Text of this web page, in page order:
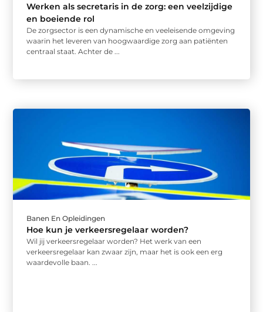
Werken als secretaris in de zorg: een veelzijdige
en boeiende rol
De zorgsector is een dynamische en veeleisende omgeving
waarin het leveren van hoogwaardige zorg aan patiënten
centraal staat. Achter de ...
Banen En Opleidingen
Hoe kun je verkeersregelaar worden?
Wil jij verkeersregelaar worden? Het werk van een
verkeersregelaar kan zwaar zijn, maar het is ook een erg
waardevolle baan. ...